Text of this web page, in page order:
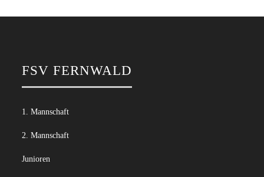
FSV FERNWALD
1. Mannschaft
2. Mannschaft
Junioren